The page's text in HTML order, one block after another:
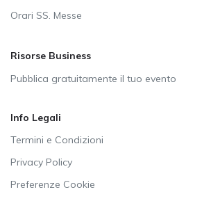
Orari SS. Messe
Risorse Business
Pubblica gratuitamente il tuo evento
Info Legali
Termini e Condizioni
Privacy Policy
Preferenze Cookie